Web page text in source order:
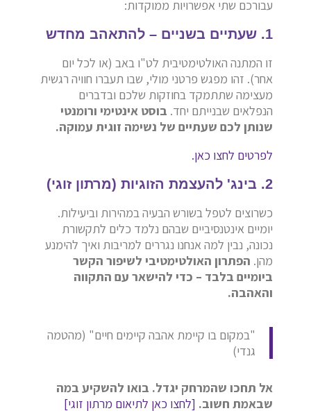
עבורכם שתי אפשרויות ממוקדות:
1. שעתיים בשניים – להתאהב מחדש
זו המתנה האולטימטיבית לט"ו באב (או לכל יום
אחר). זהו מפגש פרטני מולי, שבו תעברו חוויה רגשית
מעצימה שתתמקד בחוזקות שלכם ובדברים
הנפלאים שבנייתם יחד. בוסט אינטימי ורומנטי
שנותן לכם שעתיים של נשימה זוגית עמוקה.
לפרטים לחצו כאן.
2. בינג' להעצמת הזוגיות (מרתון זוגי)
כשרוצים לטפל בשורש הבעיה במהירות וביעילות.
יומיים אינטנסיביים שבהם נלמד כלים לתקשורת
נכונה, נבין למה אנחנו נגררים למריבות ואיך להימנע
מהן. הפתרון האולטימטיבי לשיפור הקשר
ביומיים בלבד – כדי להישאר עם התקווה
והאהבה.
"במקום בו קיימת אהבה קיימים חיים" (מהטמה
גנדי)
אל תחכו שהמרחק יגדל. בואו להשקיע במה
שבאמת חשוב. [לחצו כאן לתיאום מרתון זוגי]